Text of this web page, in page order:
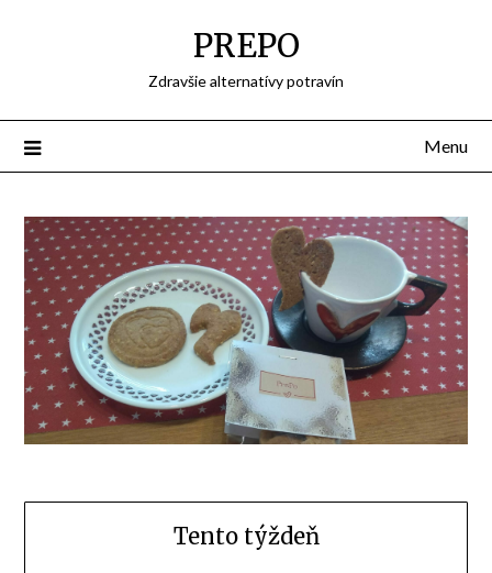
PREPO
Zdravšie alternatívy potravín
Menu
Tento týždeň